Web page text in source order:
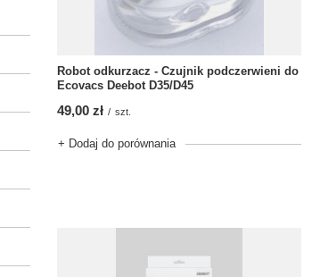
Robot odkurzacz - Czujnik podczerwieni do
Ecovacs Deebot D35/D45
49,00 zł / szt.
+ Dodaj do porównania